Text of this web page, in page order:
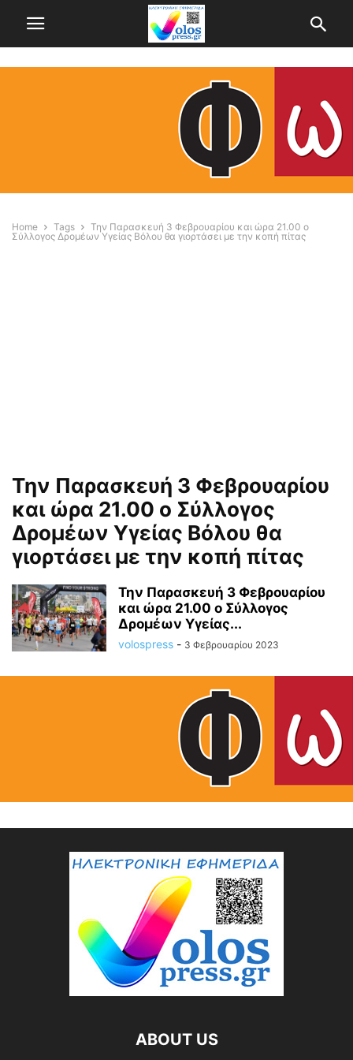
Home Tags
Την Παρασκευή 3 Φεβρουαρίου και ώρα 21.00 ο
Σύλλογος Δρομέων Υγείας Βόλου θα γιορτάσει με την κοπή πίτας
Την Παρασκευή 3 Φεβρουαρίου
και ώρα 21.00 ο Σύλλογος
Δρομέων Υγείας Βόλου θα
γιορτάσει με την κοπή πίτας
Την Παρασκευή 3 Φεβρουαρίου
και ώρα 21.00 ο Σύλλογος
Δρομέων Υγείας...
volospress - 3 Φεβρουαρίου 2023
ABOUT US